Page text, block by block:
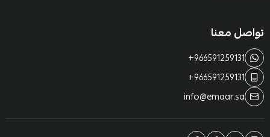
تواصل معنا
+966591259131
+966591259131
info@emaar.sa